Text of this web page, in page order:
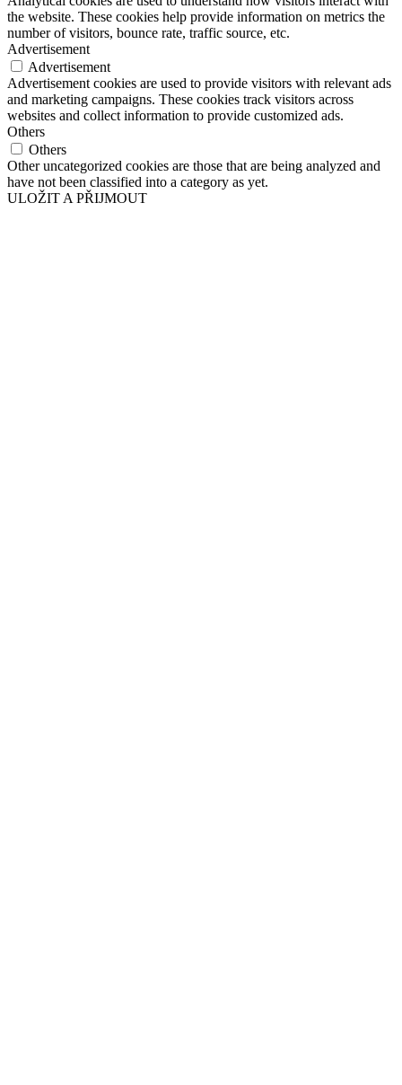
the website. These cookies help provide information on metrics the
number of visitors, bounce rate, traffic source, etc.
Advertisement
Advertisement
Advertisement cookies are used to provide visitors with relevant ads
and marketing campaigns. These cookies track visitors across
websites and collect information to provide customized ads.
Others
Others
Other uncategorized cookies are those that are being analyzed and
have not been classified into a category as yet.
ULOŽIT A PŘIJMOUT